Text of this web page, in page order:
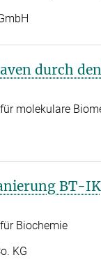
durch
molekulare
BT-IK
Biochemie
KG